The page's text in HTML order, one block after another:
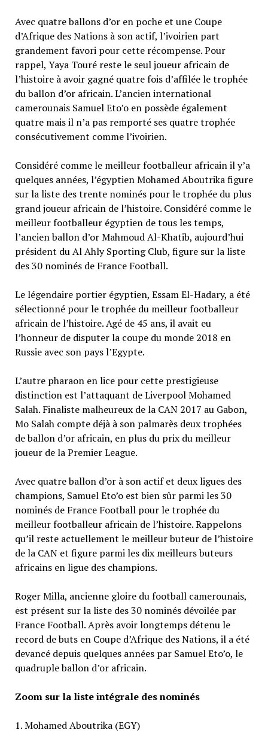
Avec quatre ballons d’or en poche et une Coupe
d’Afrique des Nations à son actif, l’ivoirien part
grandement favori pour cette récompense. Pour
rappel, Yaya Touré reste le seul joueur africain de
l’histoire à avoir gagné quatre fois d’affilée le trophée
du ballon d’or africain. L’ancien international
camerounais Samuel Eto’o en possède également
quatre mais il n’a pas remporté ses quatre trophée
consécutivement comme l’ivoirien.
Considéré comme le meilleur footballeur africain il y’a
quelques années, l’égyptien Mohamed Aboutrika figure
sur la liste des trente nominés pour le trophée du plus
grand joueur africain de l’histoire. Considéré comme le
meilleur footballeur égyptien de tous les temps,
l’ancien ballon d’or Mahmoud Al-Khatib, aujourd’hui
président du Al Ahly Sporting Club, figure sur la liste
des 30 nominés de France Football.
Le légendaire portier égyptien, Essam El-Hadary, a été
sélectionné pour le trophée du meilleur footballeur
africain de l’histoire. Agé de 45 ans, il avait eu
l’honneur de disputer la coupe du monde 2018 en
Russie avec son pays l’Egypte.
L’autre pharaon en lice pour cette prestigieuse
distinction est l’attaquant de Liverpool Mohamed
Salah. Finaliste malheureux de la CAN 2017 au Gabon,
Mo Salah compte déjà à son palmarès deux trophées
de ballon d’or africain, en plus du prix du meilleur
joueur de la Premier League.
Avec quatre ballon d’or à son actif et deux ligues des
champions, Samuel Eto’o est bien sûr parmi les 30
nominés de France Football pour le trophée du
meilleur footballeur africain de l’histoire. Rappelons
qu’il reste actuellement le meilleur buteur de l’histoire
de la CAN et figure parmi les dix meilleurs buteurs
africains en ligue des champions.
Roger Milla, ancienne gloire du football camerounais,
est présent sur la liste des 30 nominés dévoilée par
France Football. Après avoir longtemps détenu le
record de buts en Coupe d’Afrique des Nations, il a été
devancé depuis quelques années par Samuel Eto’o, le
quadruple ballon d’or africain.
Zoom sur la liste intégrale des nominés
1. Mohamed Aboutrika (EGY)